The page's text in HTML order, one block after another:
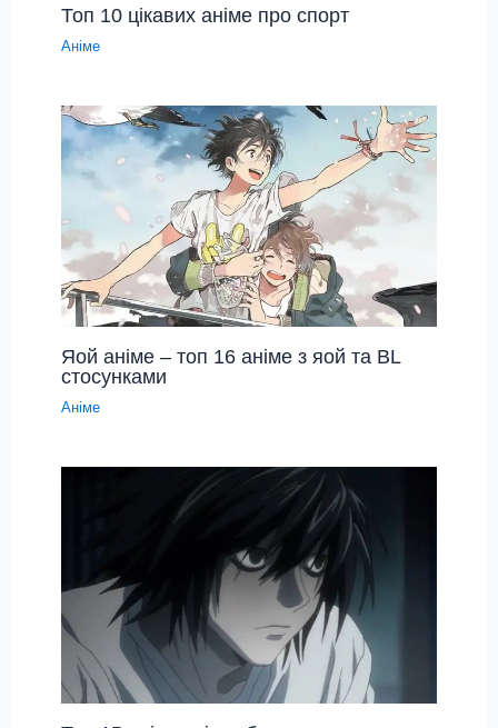
Топ 10 цікавих аніме про спорт
Аніме
Яой аніме – топ 16 аніме з яой та BL
стосунками
Аніме